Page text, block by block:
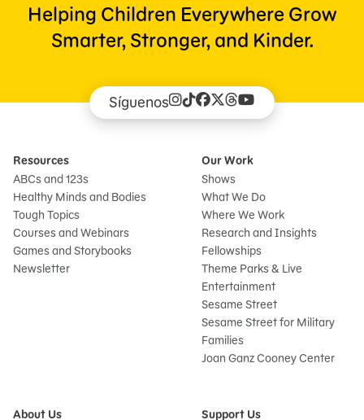
Helping Children Everywhere Grow
Smarter, Stronger, and Kinder.
Síguenos
Resources
ABCs and 123s
Healthy Minds and Bodies
Tough Topics
Courses and Webinars
Games and Storybooks
Newsletter
Our Work
Shows
What We Do
Where We Work
Research and Insights
Fellowships
Theme Parks & Live
Entertainment
Sesame Street
Sesame Street for Military
Families
Joan Ganz Cooney Center
About Us
Support Us